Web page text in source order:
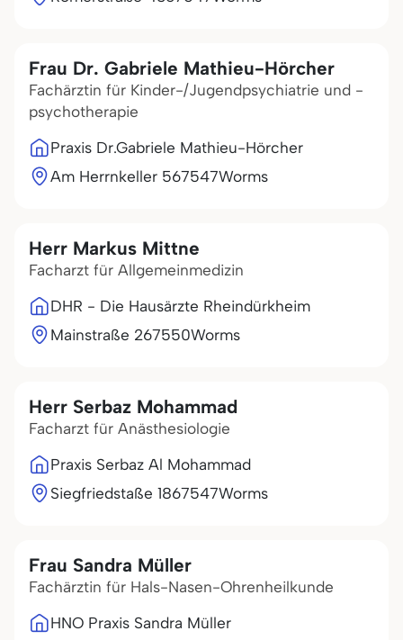
Frau Dr. Gabriele Mathieu-Hörcher
Fachärztin für Kinder-/Jugendpsychiatrie und -
psychotherapie
Praxis Dr.Gabriele Mathieu-Hörcher
Am Herrnkeller 567547Worms
Herr Markus Mittne
Facharzt für Allgemeinmedizin
DHR - Die Hausärzte Rheindürkheim
Mainstraße 267550Worms
Herr Serbaz Mohammad
Facharzt für Anästhesiologie
Praxis Serbaz Al Mohammad
Siegfriedstaße 1867547Worms
Frau Sandra Müller
Fachärztin für Hals-Nasen-Ohrenheilkunde
HNO Praxis Sandra Müller